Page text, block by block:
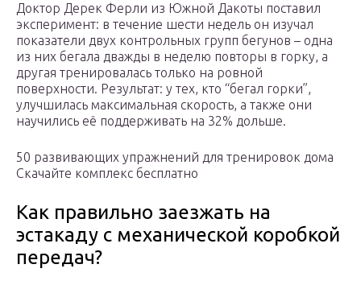
Доктор Дерек Ферли из Южной Дакоты поставил
эксперимент: в течение шести недель он изучал
показатели двух контрольных групп бегунов – одна
из них бегала дважды в неделю повторы в горку, а
другая тренировалась только на ровной
поверхности. Результат: у тех, кто “бегал горки”,
улучшилась максимальная скорость, а также они
научились её поддерживать на 32% дольше.
50 развивающих упражнений для тренировок дома
Скачайте комплекс бесплатно
Как правильно заезжать на
эстакаду с механической коробкой
передач?